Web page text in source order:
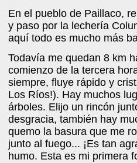
En el pueblo de Paillaco,
y paso por la lechería
aquí todo es mucho más
Todavía me quedan 8 km
comienzo de la tercera
siempre, fluye rápido y
Los Ríos!). Hay muchos
árboles. Elijo un rincón
desgracia, también hay
quemo la basura que me
junto al fuego... ¡Es tan
humo. Esta es mi primera